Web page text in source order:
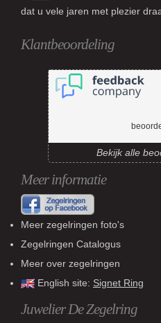
dat u vele jaren met plezier
Klantbeoordeling
Bekijk alle
Meer informatie
Meer zegelringen foto's
Zegelringen Catalogus
Meer over zegelringen
English site: Signet Ring
Juwelier De Zegelring